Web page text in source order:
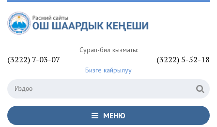
Сурап-билүү кызматы:
(3222) 7-03-07 (3222) 5-52-18
Бизге кайрылуу
МЕНЮ